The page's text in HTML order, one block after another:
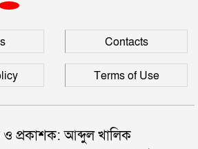
দুইজনের মৃত্যু, হাসপাতালে ৩ শতাধিক
Contacts
Terms of Use
প্রকাশক: আব্দুল খালিক